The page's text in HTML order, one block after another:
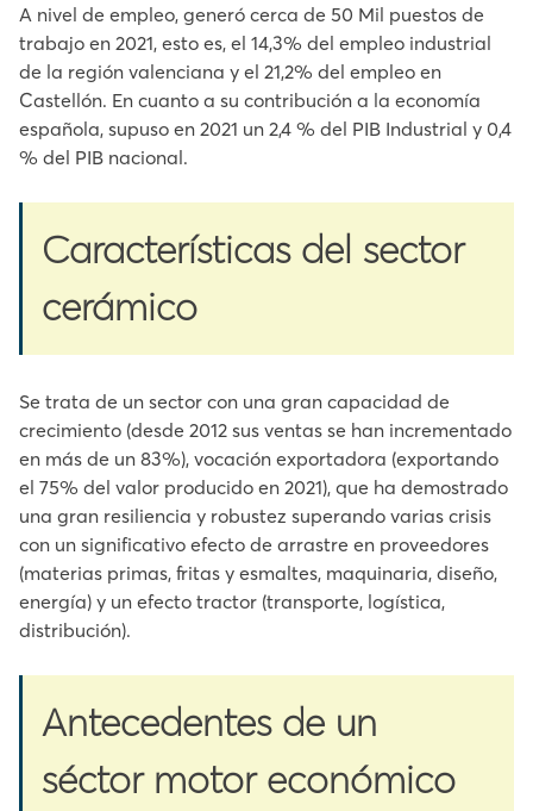
A nivel de empleo, generó cerca de 50 Mil puestos de
trabajo en 2021, esto es, el 14,3% del empleo industrial
de la región valenciana y el 21,2% del empleo en
Castellón. En cuanto a su contribución a la economía
española, supuso en 2021 un 2,4 % del PIB Industrial y 0,4
% del PIB nacional.
Características del sector
cerámico
Se trata de un sector con una gran capacidad de
crecimiento (desde 2012 sus ventas se han incrementado
en más de un 83%), vocación exportadora (exportando
el 75% del valor producido en 2021), que ha demostrado
una gran resiliencia y robustez superando varias crisis
con un significativo efecto de arrastre en proveedores
(materias primas, fritas y esmaltes, maquinaria, diseño,
energía) y un efecto tractor (transporte, logística,
distribución).
Antecedentes de un
séctor motor económico